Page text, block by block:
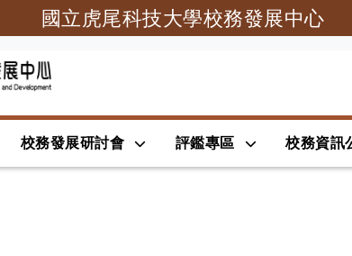
國立虎尾科技大學校務發展中心
校務發展研討會 評鑑專區 校務資訊